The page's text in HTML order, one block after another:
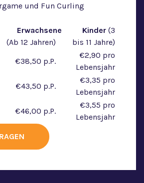
und Fun Curling
‎ ‎ ‎ ‎ Erwachsene
(Ab 12 Jahren)
‎ ‎ ‎ ‎ Kinder (3
bis 11 Jahre)
€38,50 p.P.‎ ‎ ‎ ‎
€2,90 pro
Lebensjahr
€43,50 p.P.‎ ‎ ‎ ‎
€3,35 pro
Lebensjahr
€46,00 p.P.‎ ‎ ‎ ‎
€3,55 pro
Lebensjahr